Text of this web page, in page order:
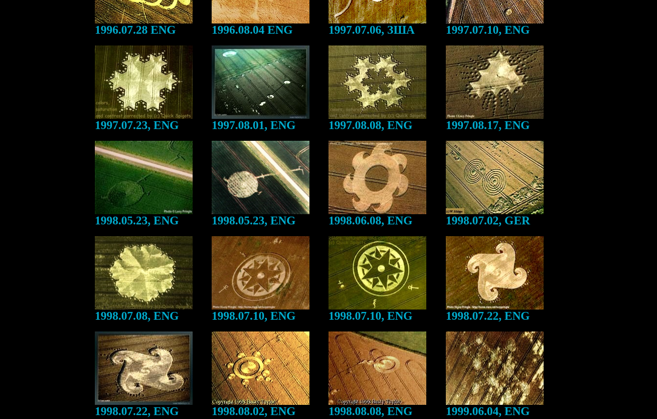
1996.07.28 ENG 1996.08.04 ENG 1997.07.06, ЗША 1997.07.10, ENG
1997.07.23, ENG 1997.08.01, ENG 1997.08.08, ENG 1997.08.17, ENG
1998.05.23, ENG 1998.05.23, ENG 1998.06.08, ENG 1998.07.02, GER
1998.07.08, ENG 1998.07.10, ENG 1998.07.10, ENG 1998.07.22, ENG
1998.07.22, ENG 1998.08.02, ENG 1998.08.08, ENG 1999.06.04, ENG